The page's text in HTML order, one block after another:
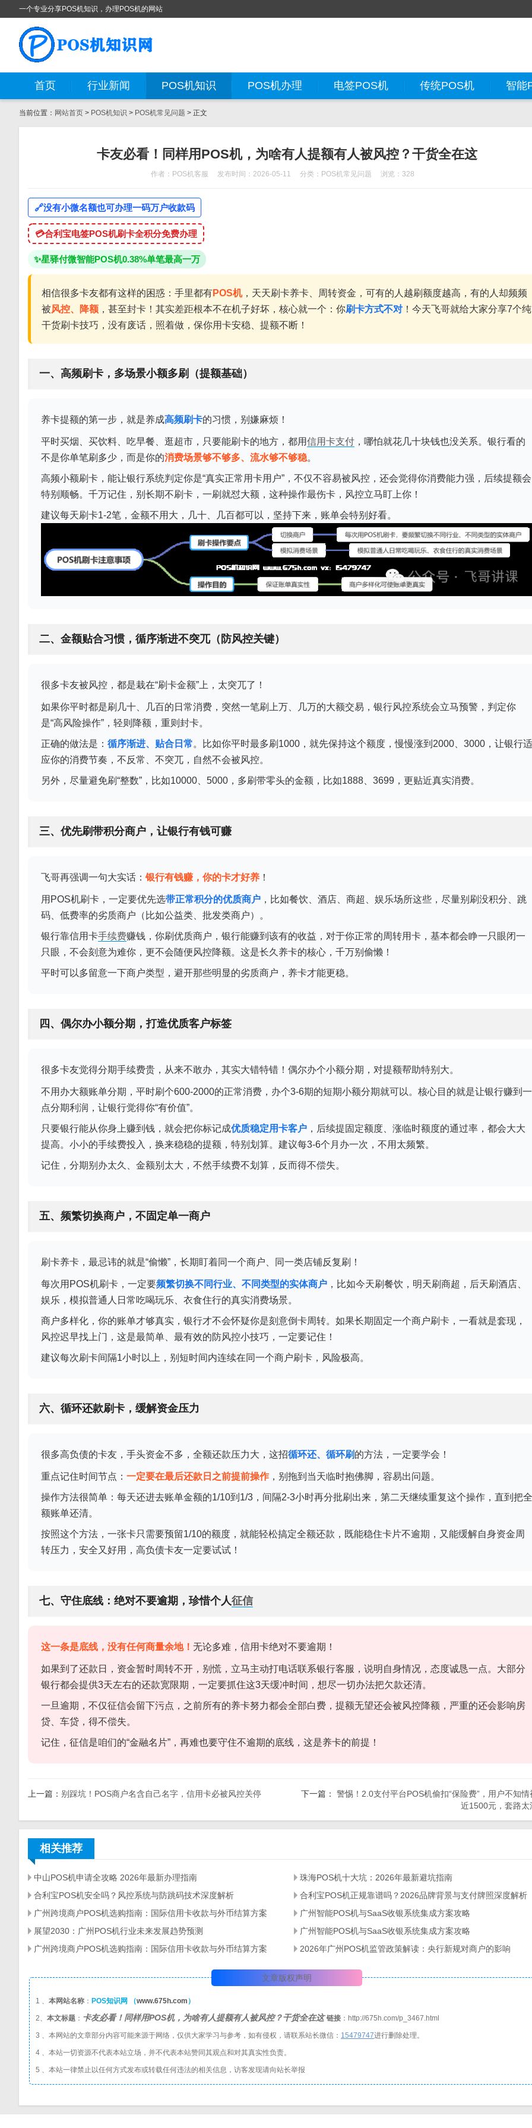
一个专业分享POS机知识，办理POS机的网站
首页 行业新闻 POS机知识 POS机办理 电签POS机 传统POS机 智能
当前位置： 网站首页 > POS机知识 > POS机常见问题 > 正文
卡友必看！同样用POS机，为啥有人提额有人被风控？干货全在这
作者：POS机客服 发布时间：2026-05-11 分类： POS机常见问题 浏览：328
🔗没有小微名额也可办理一码万户收款码
💳合利宝电签POS机刷卡全积分免费办理
✨星驿付微智能POS机0.38%单笔最高一万
相信很多卡友都有这样的困惑：手里都有POS机，天天刷卡养卡、周转资金，可有的人越刷额度越高，有的人却频频
被风控、降额 ，甚至封卡！其实差距根本不在机子好坏，核心就一个：你刷卡方式不对 ！今天飞哥就给大家分享7个纯
干货刷卡技巧，没有废话，照着做，保你用卡安稳、提额不断！
一、高频刷卡，多场景小额多刷（提额基础）
养卡提额的第一步，就是养成高频刷卡的习惯，别嫌麻烦！
平时买烟、买饮料、吃早餐、逛超市，只要能刷卡的地方，都用信用卡支付 ，哪怕就花几十块钱也没关系。银行看的
不是你单笔刷多少，而是你的消费场景够不够多、流水够不够稳。
高频小额刷卡，能让银行系统判定你是“真实正常用卡用户”，不仅不容易被风控，还会觉得你消费能力强，后续提额会
特别顺畅。千万记住，别长期不刷卡，一刷就怼大额，这种操作最伤卡，风控立马盯上你！
建议每天刷卡1-2笔，金额不用大，几十、几百都可以，坚持下来，账单会特别好看。
二、金额贴合习惯，循序渐进不突兀（防风控关键）
很多卡友被风控，都是栽在“刷卡金额”上，太突兀了！
如果你平时都是刷几十、几百的日常消费，突然一笔刷上万、几万的大额交易，银行风控系统会立马预警，判定你
是“高风险操作”，轻则降额，重则封卡。
正确的做法是： 循序渐进、贴合日常。比如你平时最多刷1000，就先保持这个额度，慢慢涨到2000、3000，让银行适
应你的消费节奏，不反常、不突兀，自然不会被风控。
另外，尽量避免刷“整数”，比如10000、5000，多刷带零头的金额，比如1888、3699，更贴近真实消费。
三、优先刷带积分商户，让银行有钱可赚
飞哥再强调一句大实话： 银行有钱赚，你的卡才好养 ！
用POS机刷卡，一定要优先选带正常积分的优质商户 ，比如餐饮、酒店、商超、娱乐场所这些，尽量别刷没积分、跳
码、低费率的劣质商户（比如公益类、批发类商户）。
银行靠信用卡手续费赚钱，你刷优质商户，银行能赚到该有的收益，对于你正常的周转用卡，基本都会睁一只眼闭一
只眼，不会刻意为难你，更不会随便风控降额。这是长久养卡的核心，千万别偷懒！
平时可以多留意一下商户类型，避开那些明显的劣质商户，养卡才能更稳。
四、偶尔办小额分期，打造优质客户标签
很多卡友觉得分期手续费贵，从来不敢办，其实大错特错！偶尔办个小额分期，对提额帮助特别大。
不用办大额账单分期，平时刷个600-2000的正常消费，办个3-6期的短期小额分期就可以。核心目的就是让银行赚到一
点分期利润，让银行觉得你“有价值”。
只要银行能从你身上赚到钱，就会把你标记成优质稳定用卡客户 ，后续提固定额度、涨临时额度的通过率，都会大大
提高。小小的手续费投入，换来稳稳的提额，特别划算。建议每3-6个月办一次，不用太频繁。
记住，分期别办太久、金额别太大，不然手续费不划算，反而得不偿失。
五、频繁切换商户，不固定单一商户
刷卡养卡，最忌讳的就是“偷懒”，长期盯着同一个商户、同一类店铺反复刷！
每次用POS机刷卡，一定要频繁切换不同行业、不同类型的实体商户 ，比如今天刷餐饮，明天刷商超，后天刷酒店、
娱乐，模拟普通人日常吃喝玩乐、衣食住行的真实消费场景。
商户多样化，你的账单才够真实，银行才不会怀疑你是刻意倒卡周转。如果长期固定一个商户刷卡，一看就是套现，
风控迟早找上门，这是最简单、最有效的防风控小技巧，一定要记住！
建议每次刷卡间隔1小时以上，别短时间内连续在同一个商户刷卡，风险极高。
六、循环还款刷卡，缓解资金压力
很多高负债的卡友，手头资金不多，全额还款压力大，这招循环还、循环刷 的方法，一定要学会！
重点记住时间节点： 一定要在最后还款日之前提前操作，别拖到当天临时抱佛脚，容易出问题。
操作方法很简单：每天还进去账单金额的1/10到1/3，间隔2-3小时再分批刷出来，第二天继续重复这个操作，直到把全
额账单还清。
按照这个方法，一张卡只需要预留1/10的额度，就能轻松搞定全额还款，既能稳住卡片不逾期，又能缓解自身资金周
转压力，安全又好用，高负债卡友一定要试试！
七、守住底线：绝对不要逾期，珍惜个人征信
这一条是底线，没有任何商量余地！ 无论多难，信用卡绝对不要逾期！
如果到了还款日，资金暂时周转不开，别慌，立马主动打电话联系银行客服，说明自身情况，态度诚恳一点。大部分
银行都会提供3天左右的还款宽限期，一定要抓住这3天缓冲时间，想尽一切办法把欠款还清。
一旦逾期，不仅征信会留下污点，之前所有的养卡努力都会全部白费，提额无望还会被风控降额，严重的还会影响房
贷、车贷，得不偿失。
记住，征信是咱们的“金融名片”，再难也要守住不逾期的底线，这是养卡的前提！
上一篇： 别踩坑！POS商户名含自己名字，信用卡必被风控关停 下一篇：
警惕！2.0支付平台POS机偷扣“保险费”，用户不知情
近1500元，套路太
相关推荐
中山POS机申请全攻略 2026年最新办理指南
珠海POS机十大坑：2026年最新避坑指南
合利宝POS机安全吗？风控系统与防跳码技术深度解析
合利宝POS机正规靠谱吗？2026品牌背景与支付牌照深度解析
广州跨境商户POS机选购指南：国际信用卡收款与外币结算方案
广州智能POS机与SaaS收银系统集成方案攻略
展望2030：广州POS机行业未来发展趋势预测
广州智能POS机与SaaS收银系统集成方案攻略
广州跨境商户POS机选购指南：国际信用卡收款与外币结算方案
2026年广州POS机监管政策解读：央行新规对商户的影响
文章版权声明
1 、 本网站名称 ： POS知识网 （www.675h.com ）
2、 本文标题 ： 卡友必看！同样用POS机，为啥有人提额有人被风控？干货全在这链接 ：http://675h.com/p_3467.html
3 、本网站的文章部分内容可能来源于网络，仅供大家学习与参考，如有侵权，请联系站长微信： 1 5479747进行删除处理。
4 、本站一切资源不代表本站立场，并不代表本站赞同其观点和对其真实性负责。
5 、本站一律禁止以任何方式发布或转载任何违法的相关信息，访客发现请向站长举报